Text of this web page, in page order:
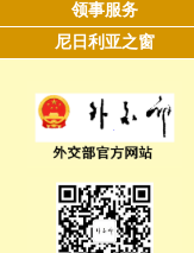
领事服务
尼日利亚之窗